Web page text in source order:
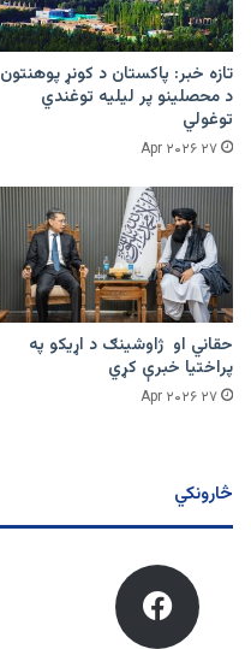
تازه خبر: پاکستان د کونړ پوهنتون
د محصلینو پر لیلیه توغندي
توغولي
۲۷ Apr ۲۰۲۶
حقاني او ژاوشینګ د اړیکو په
پراختیا خبرې کړي
۲۷ Apr ۲۰۲۶
څارونکي